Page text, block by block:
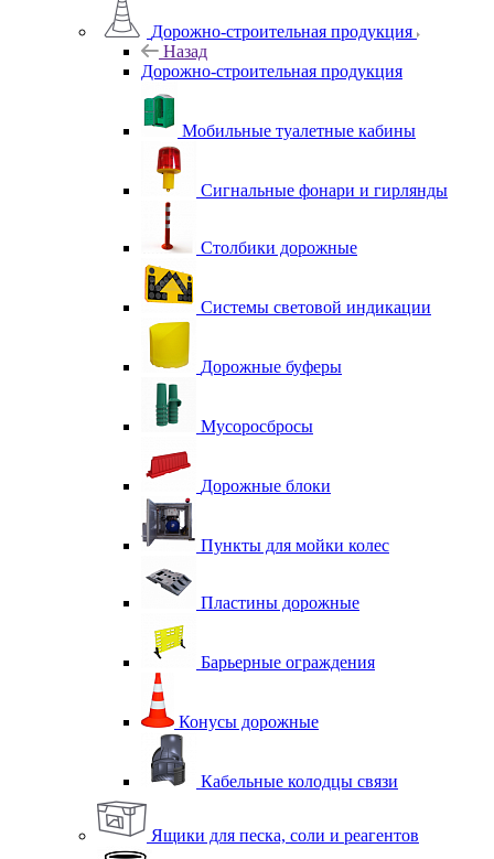
Дорожно-строительная продукция
Назад
Дорожно-строительная продукция
Мобильные туалетные кабины
Сигнальные фонари и гирлянды
Столбики дорожные
Системы световой индикации
Дорожные буферы
Мусоросбросы
Дорожные блоки
Пункты для мойки колес
Пластины дорожные
Барьерные ограждения
Конусы дорожные
Кабельные колодцы связи
Ящики для песка, соли и реагентов